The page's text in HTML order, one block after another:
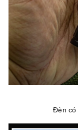
Đèn có